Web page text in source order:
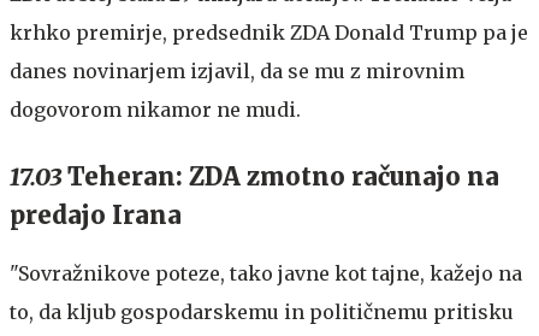
krhko premirje, predsednik ZDA Donald Trump pa je
danes novinarjem izjavil, da se mu z mirovnim
dogovorom nikamor ne mudi.
17.03Teheran: ZDA zmotno računajo na
predajo Irana
"Sovražnikove poteze, tako javne kot tajne, kažejo na
to, da kljub gospodarskemu in političnemu pritisku